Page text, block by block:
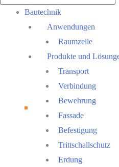
Bautechnik
Anwendungen
Raumzelle
Produkte und
Transport
Verbindung
Bewehrung
Fassade
Befestigung
Trittschallschutz
Erdung